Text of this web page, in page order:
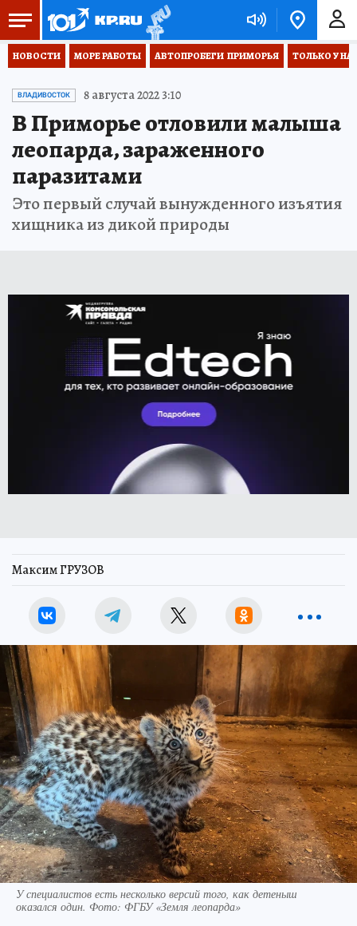
НОВОСТИ МОРЕ РАБОТЫ АВТОПРОБЕГИ  ПРИМОРЬЯ ТОЛЬКО У
ВЛАДИВОСТОК 8 августа 2022 3:10
В Приморье отловили малыша
леопарда, зараженного
паразитами
Это первый случай вынужденного изъятия
хищника из дикой природы
Максим ГРУЗОВ
У специалистов есть несколько версий того, как детеныш
оказался один. Фото: ФГБУ «Земля леопарда»